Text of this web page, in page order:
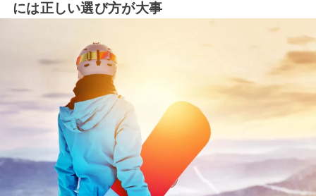
には正しい選び方が大事